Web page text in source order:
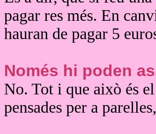
pagar res més. En
hauran de pagar 5
Només hi poden
No. Tot i que això és
pensades per a